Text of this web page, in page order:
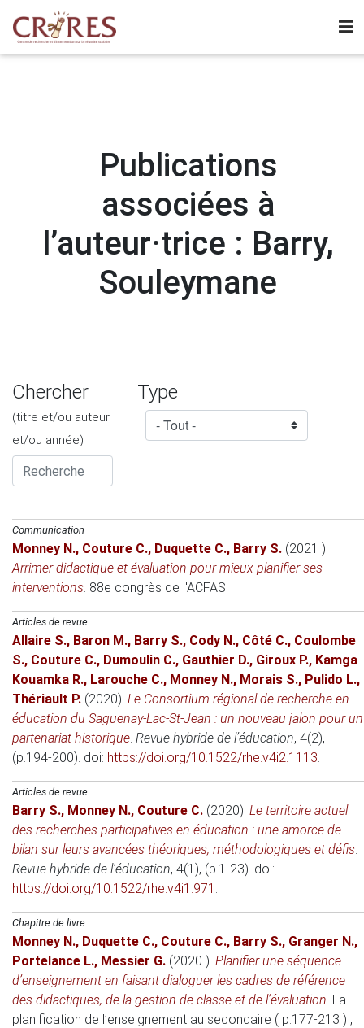
Publications
associées à
l’auteur·trice : Barry,
Souleymane
Chercher
(titre et/ou auteur
et/ou année)
Type
Communication
Monney N., Couture C., Duquette C., Barry S. (2021 ).
Arrimer didactique et évaluation pour mieux planifier ses
interventions. 88e congrès de l'ACFAS.
Articles de revue
Allaire S., Baron M., Barry S., Cody N., Côté C., Coulombe
S., Couture C., Dumoulin C., Gauthier D., Giroux P., Kamga
Kouamka R., Larouche C., Monney N., Morais S., Pulido L.,
Thériault P. (2020). Le Consortium régional de recherche en
éducation du Saguenay-Lac-St-Jean : un nouveau jalon pour un
partenariat historique. Revue hybride de l’éducation, 4(2),
(p.194-200). doi: https://doi.org/10.1522/rhe.v4i2.1113.
Articles de revue
Barry S., Monney N., Couture C. (2020). Le territoire actuel
des recherches participatives en éducation : une amorce de
bilan sur leurs avancées théoriques, méthodologiques et défis.
Revue hybride de l'éducation, 4(1), (p.1-23). doi:
https://doi.org/10.1522/rhe.v4i1.971 .
Chapitre de livre
Monney N., Duquette C., Couture C., Barry S., Granger N.,
Portelance L., Messier G. (2020 ). Planifier une séquence
d’enseignement en faisant dialoguer les cadres de référence
des didactiques, de la gestion de classe et de l’évaluation. La
planification de l’enseignement au secondaire ( p.177-213 ) ,